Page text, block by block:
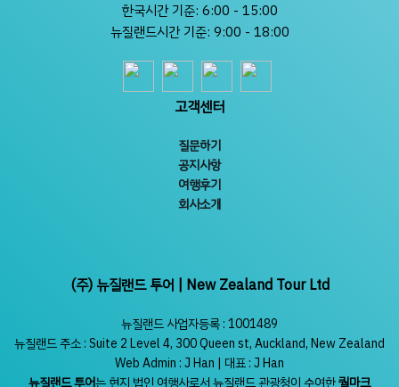
(주) 뉴질랜드 투어 | New Zealand Tour Ltd
뉴질랜드 사업자등록 : 1001489
뉴질랜드 주소 : Suite 2 Level 4, 300 Queen st, Auckland, New Zealand
Web Admin : J Han | 대표 : J Han
뉴질랜드 투어는 현지 법인 여행사로서 뉴질랜드 관광청이 수여한퀄마크
한국시간 기준: 6:00 - 15:00
뉴질랜드시간 기준: 9:00 - 18:00
고객센터
질문하기
공지사항
여행후기
회사소개